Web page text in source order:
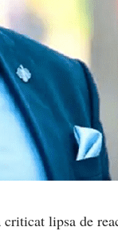
lipsa de